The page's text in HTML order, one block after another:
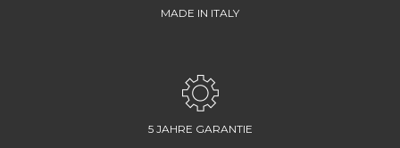
MADE IN ITALY
5 JAHRE GARANTIE